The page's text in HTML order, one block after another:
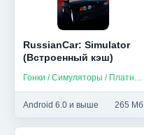
RussianCar: Simulator
(Встроенный кэш)
Гонки / Симуляторы / Платные / На русском
Android 6.0 и выше 265 Мб